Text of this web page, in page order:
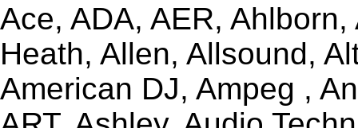
Ace, ADA, AER,
Heath, Allen, Allsound,
American DJ, Ampeg ,